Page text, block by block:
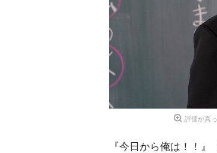
評価が真
『今日から俺は！！